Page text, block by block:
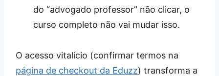
do “advogado professor” não clicar, o
curso completo não vai mudar isso.
O acesso vitalício (confirmar termos na
página de checkout da Eduzz) transforma a